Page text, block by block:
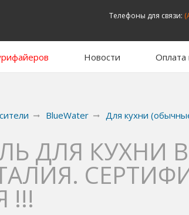
Телефоны для связи:
Новости Оплата
BlueWater Для кухни
ДЛЯ КУХНИ
!!!